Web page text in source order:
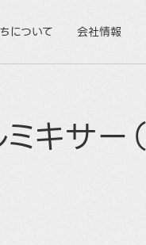
について 会社情報
サー